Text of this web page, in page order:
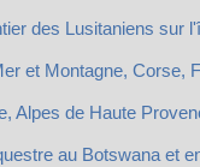
des Lusitaniens sur
et Montagne, Corse,
Alpes de Haute
au Botswana et